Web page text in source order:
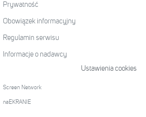
Prywatność
Obowiązek informacyjny
Regulamin serwisu
Informacje o nadawcy
Ustawienia cookies
Screen Network
naEKRANIE